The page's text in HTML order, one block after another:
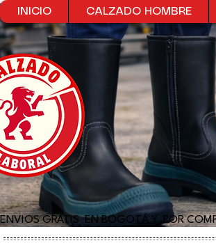
INICIO CALZADO HOMBRE
ENVIOS GRATIS  EN BOGOTÁ Y  POR